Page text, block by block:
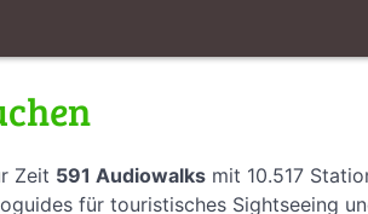
Zeit 591 Audiowalks mit 10.517
für touristisches Sightseeing